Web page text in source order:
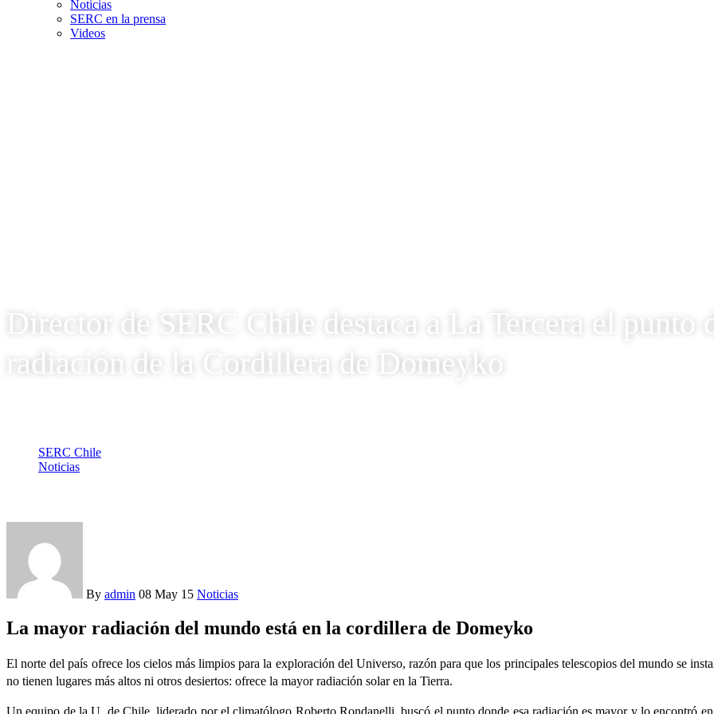
Noticias
SERC en la prensa
Videos
Director de SERC Chile destaca a La Tercera el punto
radiación de la Cordillera de Domeyko
SERC Chile
Noticias
By admin 08 May 15 Noticias
La mayor radiación del mundo está en la cordillera de Domeyko
El norte del país ofrece los cielos más limpios para la exploración del Universo, razón para que los principales telescopios del mundo se
no tienen lugares más altos ni otros desiertos: ofrece la mayor radiación solar en la Tierra.
Un equipo de la U. de Chile, liderado por el climatólogo Roberto Rondanelli, buscó el punto donde esa radiación es mayor y lo encontró